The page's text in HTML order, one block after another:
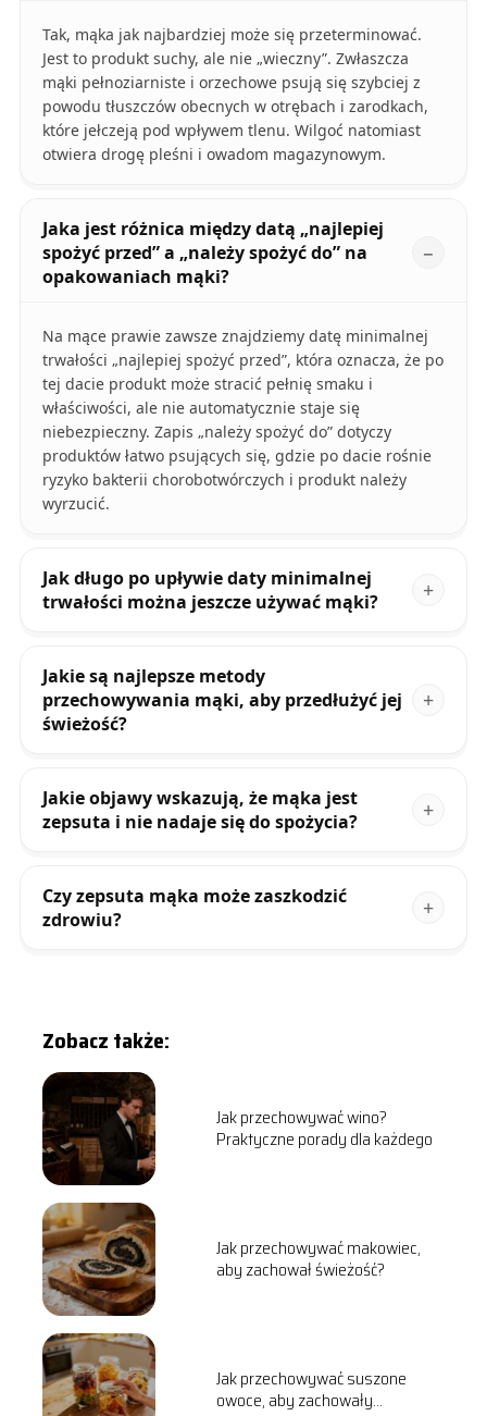
Tak, mąka jak najbardziej może się przeterminować.
Jest to produkt suchy, ale nie „wieczny”. Zwłaszcza
mąki pełnoziarniste i orzechowe psują się szybciej z
powodu tłuszczów obecnych w otrębach i zarodkach,
które jełczeją pod wpływem tlenu. Wilgoć natomiast
otwiera drogę pleśni i owadom magazynowym.
Jaka jest różnica między datą „najlepiej
spożyć przed” a „należy spożyć do” na
opakowaniach mąki?
Na mące prawie zawsze znajdziemy datę minimalnej
trwałości „najlepiej spożyć przed”, która oznacza, że po
tej dacie produkt może stracić pełnię smaku i
właściwości, ale nie automatycznie staje się
niebezpieczny. Zapis „należy spożyć do” dotyczy
produktów łatwo psujących się, gdzie po dacie rośnie
ryzyko bakterii chorobotwórczych i produkt należy
wyrzucić.
Jak długo po upływie daty minimalnej
trwałości można jeszcze używać mąki?
Jakie są najlepsze metody
przechowywania mąki, aby przedłużyć jej
świeżość?
Jakie objawy wskazują, że mąka jest
zepsuta i nie nadaje się do spożycia?
Czy zepsuta mąka może zaszkodzić
zdrowiu?
Zobacz także:
Jak przechowywać wino?
Praktyczne porady dla każdego
Jak przechowywać makowiec,
aby zachował świeżość?
Jak przechowywać suszone
owoce, aby zachowały